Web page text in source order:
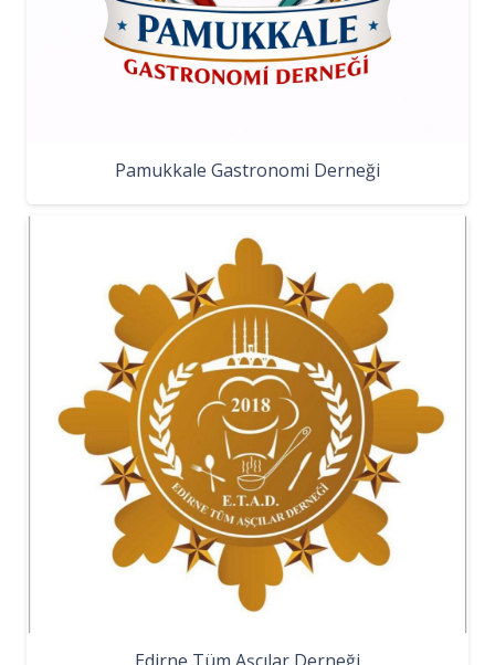
Pamukkale Gastronomi Derneği